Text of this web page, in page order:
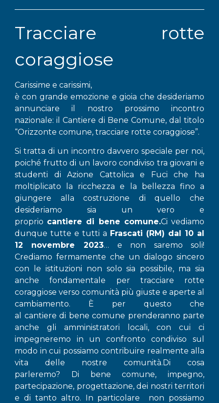
Tracciare rotte
coraggiose
Carissime e carissimi,
è con grande emozione e gioia che desideriamo
annunciare il nostro prossimo incontro
nazionale: il Cantiere di Bene Comune, dal titolo
“Orizzonte comune, tracciare rotte coraggiose”.
Si tratta di un incontro davvero speciale per noi,
poiché frutto di un lavoro condiviso tra giovani e
studenti di Azione Cattolica e Fuci che ha
moltiplicato la ricchezza e la bellezza fino a
giungere alla costruzione di quello che
desideriamo sia un vero e
proprio cantiere di bene comune.Ci vediamo
dunque tutte e tutti a Frascati (RM) dal 10 al
12 novembre 2023…
e non saremo soli!
Crediamo fermamente che un dialogo sincero
con le istituzioni non solo sia possibile, ma sia
anche fondamentale per tracciare rotte
coraggiose verso comunità più giuste e aperte al
cambiamento. È per questo che
al cantiere di bene comune prenderanno parte
anche gli amministratori locali, con cui ci
impegneremo in un confronto condiviso sul
modo in cui possiamo contribuire realmente alla
vita delle nostre comunità.Di cosa
parleremo? Di bene comune, impegno,
partecipazione, progettazione, dei nostri territori
e di tanto altro. In particolare non possiamo